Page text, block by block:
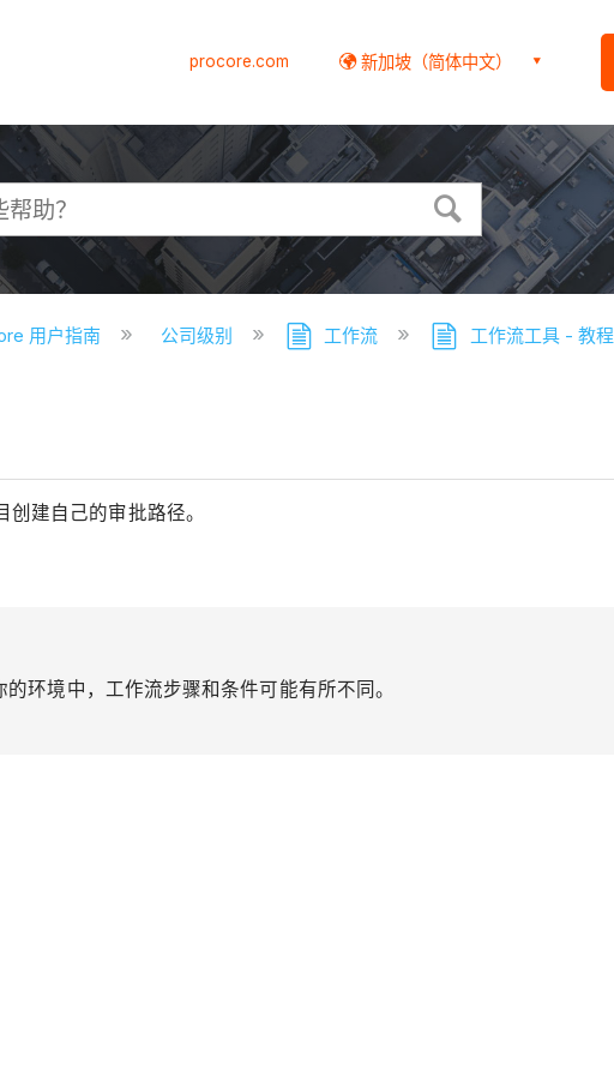
procore.com 新加坡（简体中文）
用户指南 公司级别 工作流 工作流工具 - 教程
建自己的审批路径。
环境中，工作流步骤和条件可能有所不同。